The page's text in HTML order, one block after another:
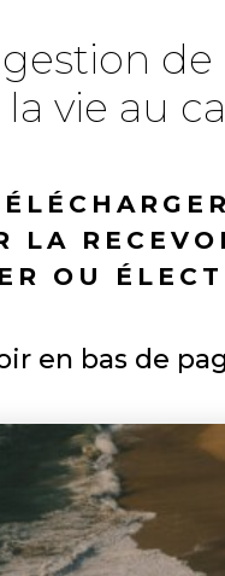
vie au
LA
OU
en bas de